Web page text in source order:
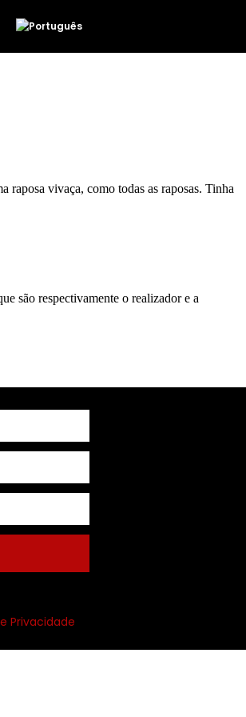
vivaça, como todas as raposas. Tinha
são respectivamente o realizador e a
Privacidade